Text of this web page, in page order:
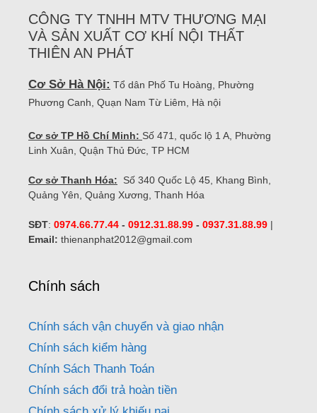
CÔNG TY TNHH MTV THƯƠNG MẠI
VÀ SẢN XUẤT CƠ KHÍ NỘI THẤT
THIÊN AN PHÁT
Cơ Sở Hà Nội: Tổ dân Phố Tu Hoàng, Phường
Phương Canh, Quạn Nam Từ Liêm, Hà nội
Cơ sở TP Hồ Chí Minh: Số 471, quốc lộ 1 A, Phường
Linh Xuân, Quận Thủ Đức, TP HCM
Cơ sở Thanh Hóa: Số 340 Quốc Lộ 45, Khang Bình,
Quảng Yên, Quảng Xương, Thanh Hóa
SĐT: 0974.66.77.44 - 0912.31.88.99 - 0937.31.88.99 |
Email: thienanphat2012@gmail.com
Chính sách
Chính sách vận chuyển và giao nhận
Chính sách kiểm hàng
Chính Sách Thanh Toán
Chính sách đổi trả hoàn tiền